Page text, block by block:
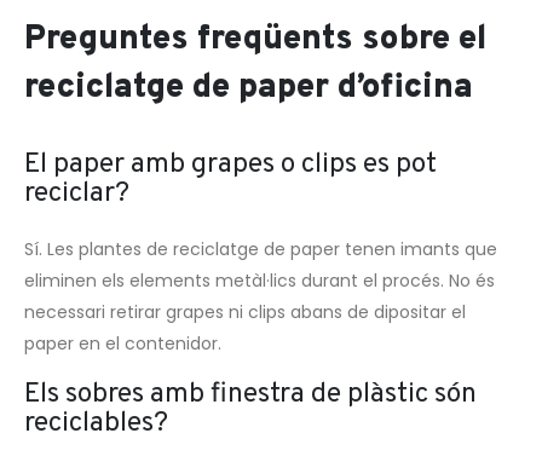
Preguntes freqüents sobre el
reciclatge de paper d’oficina
El paper amb grapes o clips es pot
reciclar?
Sí. Les plantes de reciclatge de paper tenen imants que
eliminen els elements metàl·lics durant el procés. No és
necessari retirar grapes ni clips abans de dipositar el
paper en el contenidor.
Els sobres amb finestra de plàstic són
reciclables?